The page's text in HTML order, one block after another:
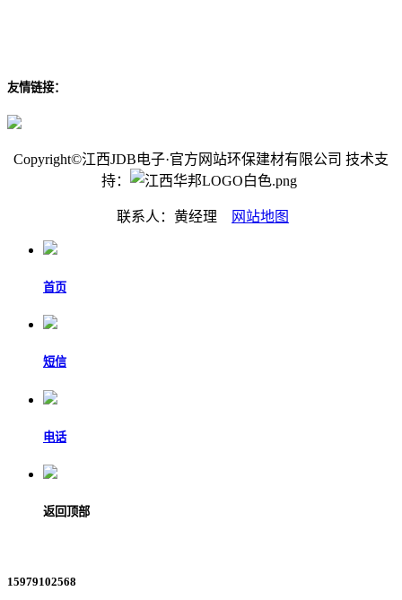
友情链接：
Copyright©江西JDB电子·官方网站环保建材有限公司 技术支
持：
联系人：黄经理 网站地图
首页
短信
电话
返回顶部
15979102568